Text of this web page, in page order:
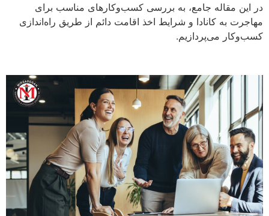
در این مقاله جامع، به بررسی کسب‌وکارهای مناسب برای
مهاجرت به کانادا و شرایط اخذ اقامت دائم از طریق راه‌اندازی
کسب‌وکار می‌پردازیم.